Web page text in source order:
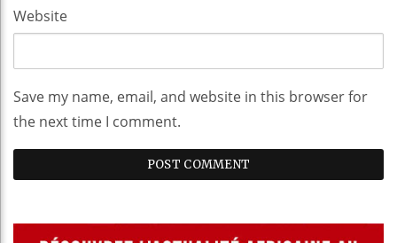
Website
Save my name, email, and website in this browser for
the next time I comment.